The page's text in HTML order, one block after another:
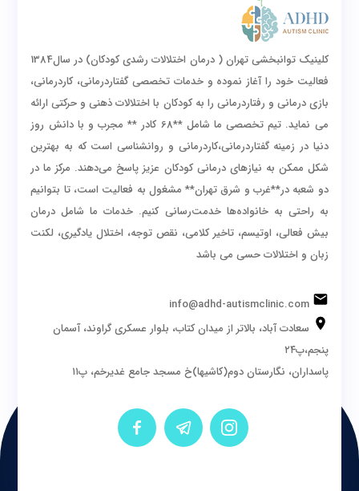
کلینیک توانبخشی تهران ( درمان اختلالات رشدی کودکان) در سال1384
فعالیت خود را آغاز نموده و خدمات تخصصی گفتاردرمانی، کاردرمانی،
بازی درمانی و رفتاردرمانی را به کودکان با اختلالات ذهنی و حرکتی ارائه
می نماید. تیم تخصصی ما شامل **68 کادر ** مجرب و با دانش روز
دنیا در زمینه گفتاردرمانی،کاردرمانی و روانشناسی است که به بهترین
شکل ممکن به نیازهای درمانی کودکان عزیز پاسخ می‌دهند. مرکز ما در
دو شعبه در**غرب و شرق تهران** مشغول به فعالیت است، تا بتوانیم
به راحتی به خانواده‌ها خدمت‌رسانی کنیم. خدمات ما شامل درمان
بیش فعالی، اوتیسم، تاخیر کلامی، نقص توجه، اختلال یادگیری، لکنت
زبان و اختلالات حسی می باشد
info@adhd-autismclinic.com
سعادت آباد، بالاتر از میدان کتاب، بلوار عسکری گراوند، آسمان
پنجم،پ۲۴
پاسداران، نگارستان دوم(کاشیها)خ مسجد جامع غدیرخم، پ۱۱